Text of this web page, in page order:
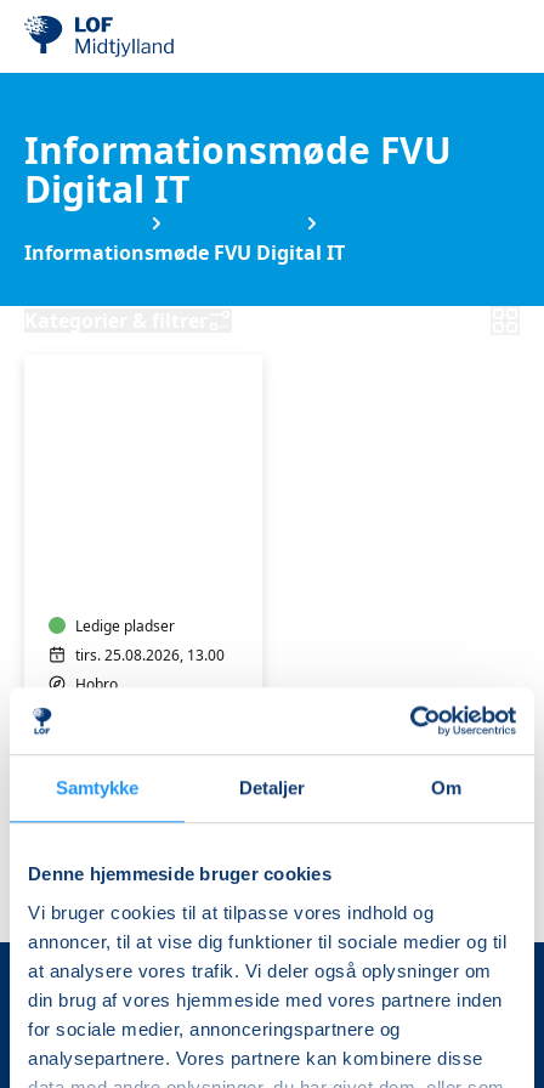
Samtykke Detaljer Om
Denne hjemmeside bruger cookies
Vi bruger cookies til at tilpasse vores indhold og
annoncer, til at vise dig funktioner til sociale medier og til
at analysere vores trafik. Vi deler også oplysninger om
din brug af vores hjemmeside med vores partnere inden
for sociale medier, annonceringspartnere og
analysepartnere. Vores partnere kan kombinere disse
Informationsmøde FVU
Digital IT
Informationsmøde FVU Digital IT
og
IT
-
Klejtrup
Ledige pladser
tirs. 25.08.2026, 13.00
Hobro